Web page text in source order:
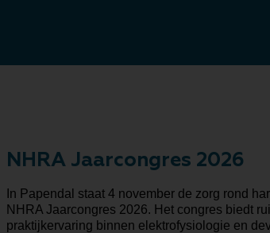
NHRA Jaarcongres 2026
In Papendal staat 4 november de zorg rond
NHRA Jaarcongres 2026. Het congres biedt
praktijkervaring binnen elektrofysiologie en